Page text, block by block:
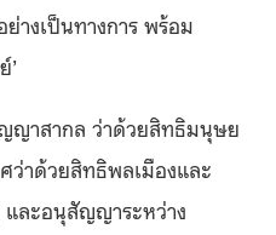
างเป็นทางการ พร้อม
ญาสากล ว่าด้วยสิทธิมนุษย
ว่าด้วยสิทธิพลเมืองและ
และอนุสัญญาระหว่าง